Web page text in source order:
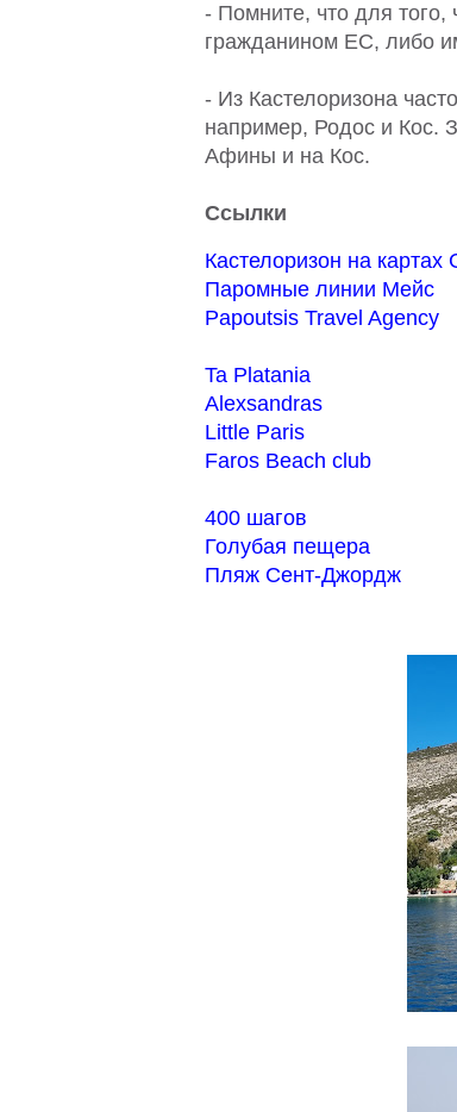
- Помните, что для
гражданином ЕС, либо
- Из Кастелоризона
например, Родос и Кос.
Афины и на Кос.
Ссылки
Кастелоризон на картах
Паромные линии Мейс
Papoutsis Travel Agency
Ta Platania
Alexsandras
Little Paris
Faros Beach club
400 шагов
Голубая пещера
Пляж Сент-Джордж